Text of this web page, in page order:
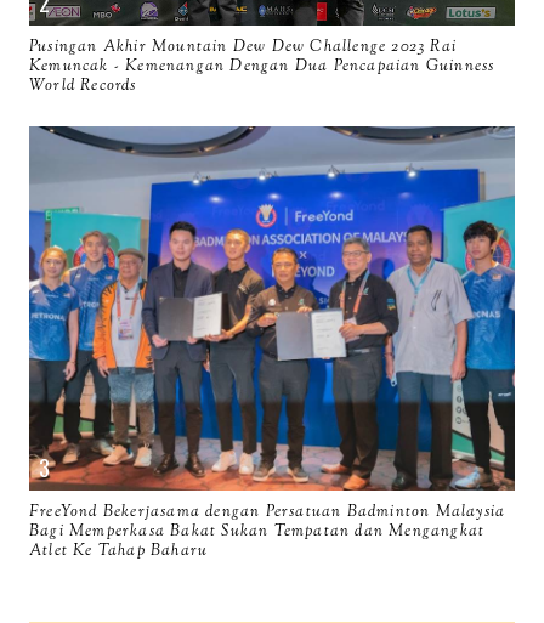
Pusingan Akhir Mountain Dew Dew Challenge 2023 Rai
Kemuncak - Kemenangan Dengan Dua Pencapaian Guinness
World Records
FreeYond Bekerjasama dengan Persatuan Badminton Malaysia
Bagi Memperkasa Bakat Sukan Tempatan dan Mengangkat
Atlet Ke Tahap Baharu